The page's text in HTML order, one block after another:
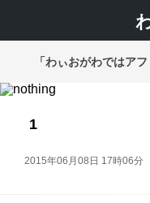
「わぃおがわではア
1
2015年06月08日 17時06分